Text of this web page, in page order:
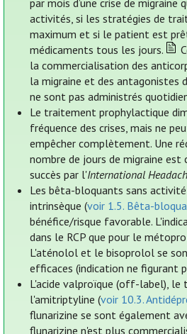
par mois d’une crise de migraine
activités, si les stratégies de
maximum et si le patient est
médicaments tous les jours.
la commercialisation des
la migraine et des antagonistes
ne sont pas administrés
Le traitement prophylactique
fréquence des crises, mais ne
empêcher complètement. Une
nombre de jours de migraine est
succès par l'International
Les bêta-bloquants sans
intrinsèque (voir 1.5. Bêta-
bénéfice/risque favorable.
dans le RCP que pour le
L'aténolol et le bisoprolol se
efficaces (indication ne figurant
L'acide valproïque (off-label), le
l'amitriptyline (voir 10.3.
flunarizine se sont également
flunarizine n'est plus